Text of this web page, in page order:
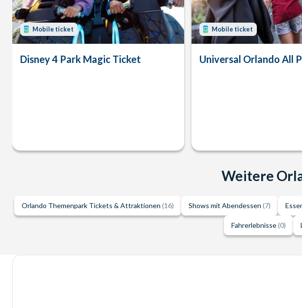
Mobile ticket
Disney 4 Park Magic Ticket
Mobile ticket
Universal Orlando All
Weitere
Orlando Themenpark Tickets & Attraktionen (16) Shows mit Abendessen (7)
Fahrerlebnisse(0)